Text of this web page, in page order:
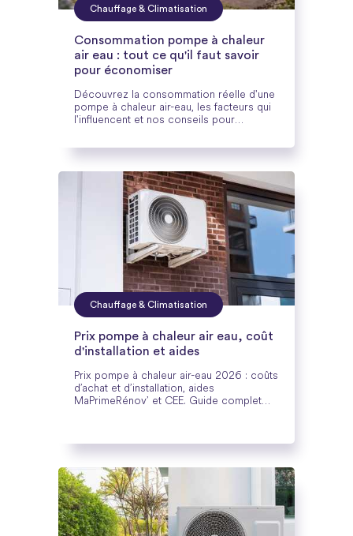
Chauffage & Climatisation
Consommation pompe à chaleur
air eau : tout ce qu'il faut savoir
pour économiser
Découvrez la consommation réelle d'une
pompe à chaleur air-eau, les facteurs qui
l'influencent et nos conseils pour
Chauffage & Climatisation
Prix pompe à chaleur air eau, coût
d'installation et aides
Prix pompe à chaleur air-eau 2026 : coûts
d’achat et d’installation, aides
MaPrimeRénov’ et CEE. Guide complet